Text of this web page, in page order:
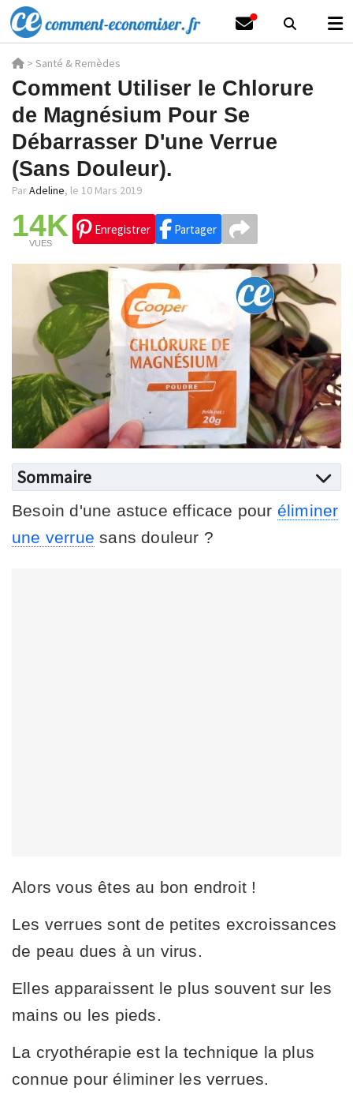
> Santé & Remèdes
Comment Utiliser le Chlorure
de Magnésium Pour Se
Débarrasser D'une Verrue
(Sans Douleur).
ParAdeline, le 10 Mars 2019
14K
VUES
Enregistrer Partager
Sommaire
Besoin d'une astuce efficace pour éliminer
une verrue sans douleur ?
Alors vous êtes au bon endroit !
Les verrues sont de petites excroissances
de peau dues à un virus.
Elles apparaissent le plus souvent sur les
mains ou les pieds.
La cryothérapie est la technique la plus
connue pour éliminer les verrues.